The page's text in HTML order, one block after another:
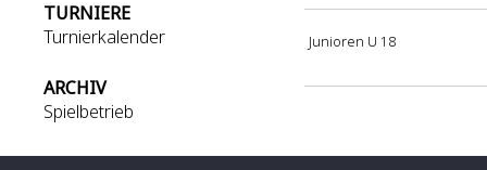
TURNIERE
Turnierkalender
ARCHIV
Spielbetrieb
Junioren U 18